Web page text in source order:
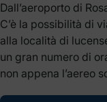
Dall’aeroporto di
C’è la possibilità di
alla località di
un gran numero di
non appena l’aereo